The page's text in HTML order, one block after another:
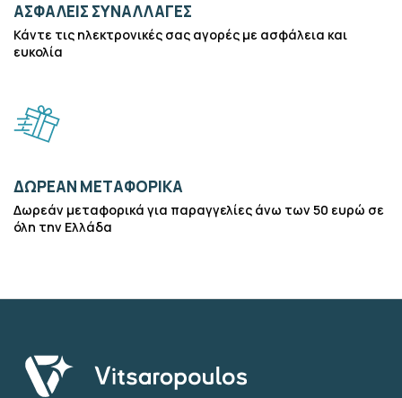
ΑΣΦΑΛΕΙΣ ΣΥΝΑΛΛΑΓΕΣ
Κάντε τις ηλεκτρονικές σας αγορές με ασφάλεια και
ευκολία
ΔΩΡΕΑΝ ΜΕΤΑΦΟΡΙΚΑ
Δωρεάν μεταφορικά για παραγγελίες άνω των 50 ευρώ σε
όλη την Ελλάδα